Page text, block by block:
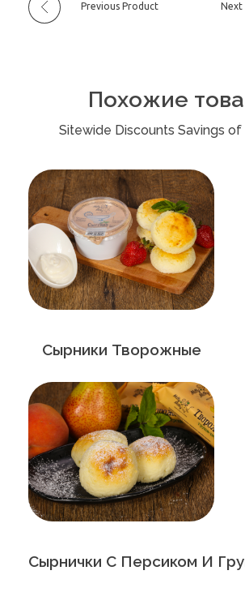
Previous Product
Похожие
Сырники Творожные
Сырнички С Персиком И